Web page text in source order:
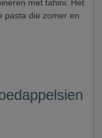
met tahini. Het
pasta die zomer en